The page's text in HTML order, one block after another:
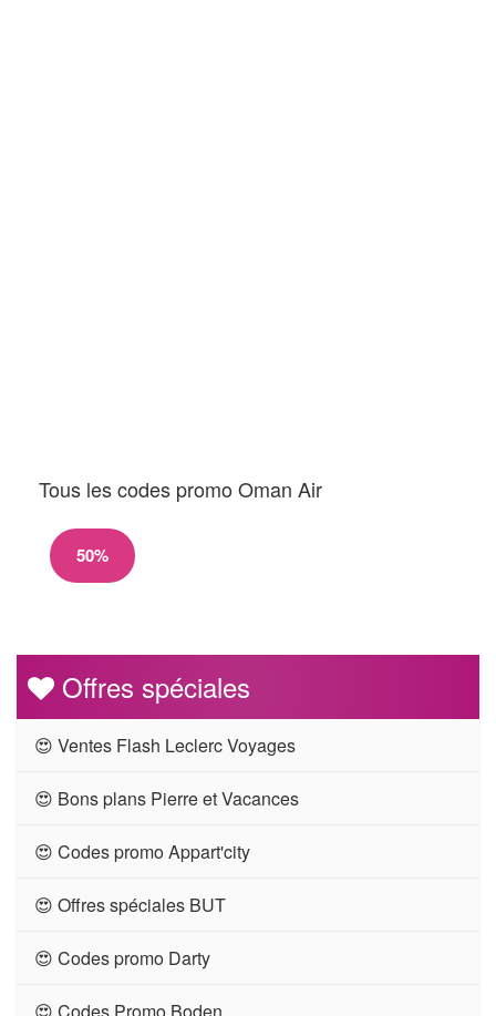
Tous les codes promo Oman Air
50%
Offres spéciales
😍 Ventes Flash Leclerc Voyages
😍 Bons plans Pierre et Vacances
😍 Codes promo Appart'city
😍 Offres spéciales BUT
😍 Codes promo Darty